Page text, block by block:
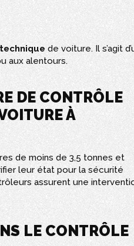
de voiture. Il s’agit
aux alentours.
DE CONTRÔLE
À
de moins de 3,5 tonnes et
leur état pour la sécurité
assurent une
LE CONTRÔLE